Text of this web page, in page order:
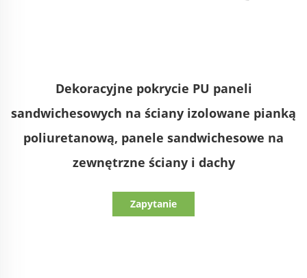
Dekoracyjne pokrycie PU paneli
sandwichesowych na ściany izolowane pianką
poliuretanową, panele sandwichesowe na
zewnętrzne ściany i dachy
Zapytanie